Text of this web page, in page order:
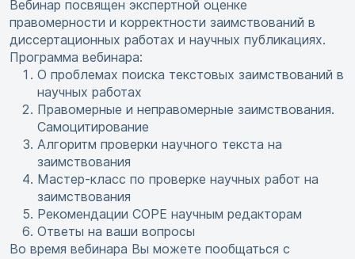
Вебинар посвящен экспертной оценке
правомерности и корректности заимствований в
диссертационных работах и научных публикациях.
Программа вебинара:
О проблемах поиска текстовых заимствований в
научных работах
Правомерные и неправомерные заимствования.
Самоцитирование
Алгоритм проверки научного текста на
заимствования
Мастер-класс по проверке научных работ на
заимствования
Рекомендации COPE научным редакторам
Ответы на ваши вопросы
Во время вебинара Вы можете пообщаться с